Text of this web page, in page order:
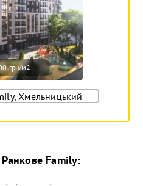
грн/м2
Хмельницький
Family: